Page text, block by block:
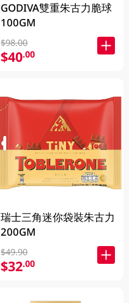
GODIVA雙重朱古力脆球
100GM
$98.00
$40.00
瑞士三角迷你袋裝朱古力
200GM
$49.90
$32.00